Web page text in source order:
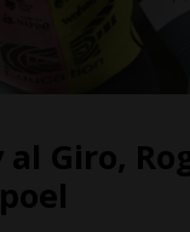
Giro,